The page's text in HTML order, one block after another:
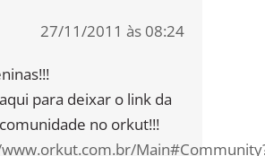
27/11/2011 às 08:24
para deixar o link da
no orkut!!!